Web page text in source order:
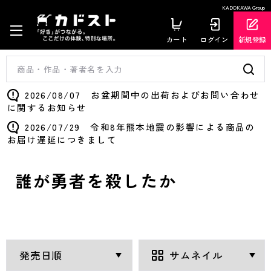
KADOKAWA Group
カート ログイン 新規登録
2026/08/07 お盆期間中の出荷およびお問い合わせ
に関するお知らせ
2026/07/29 令和8年熊本地震の影響による商品の
お届け遅延につきまして
誰が勇者を殺したか